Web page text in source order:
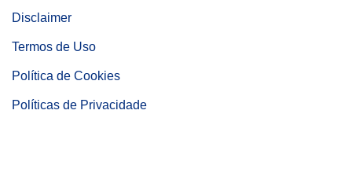
Disclaimer
Termos de Uso
Política de Cookies
Políticas de Privacidade